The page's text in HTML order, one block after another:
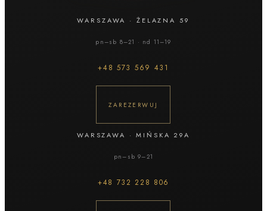
WARSZAWA · ŻELAZNA 59
pn–sb 8–21 · nd 11–19
+48573 569 431
ZAREZERWUJ
WARSZAWA ·MIŃSKA 29A
pn–sb 9–21
+48 732 228 806